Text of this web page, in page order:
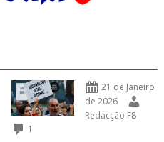
21 de Janeiro
de 2026
Redacção F8
1